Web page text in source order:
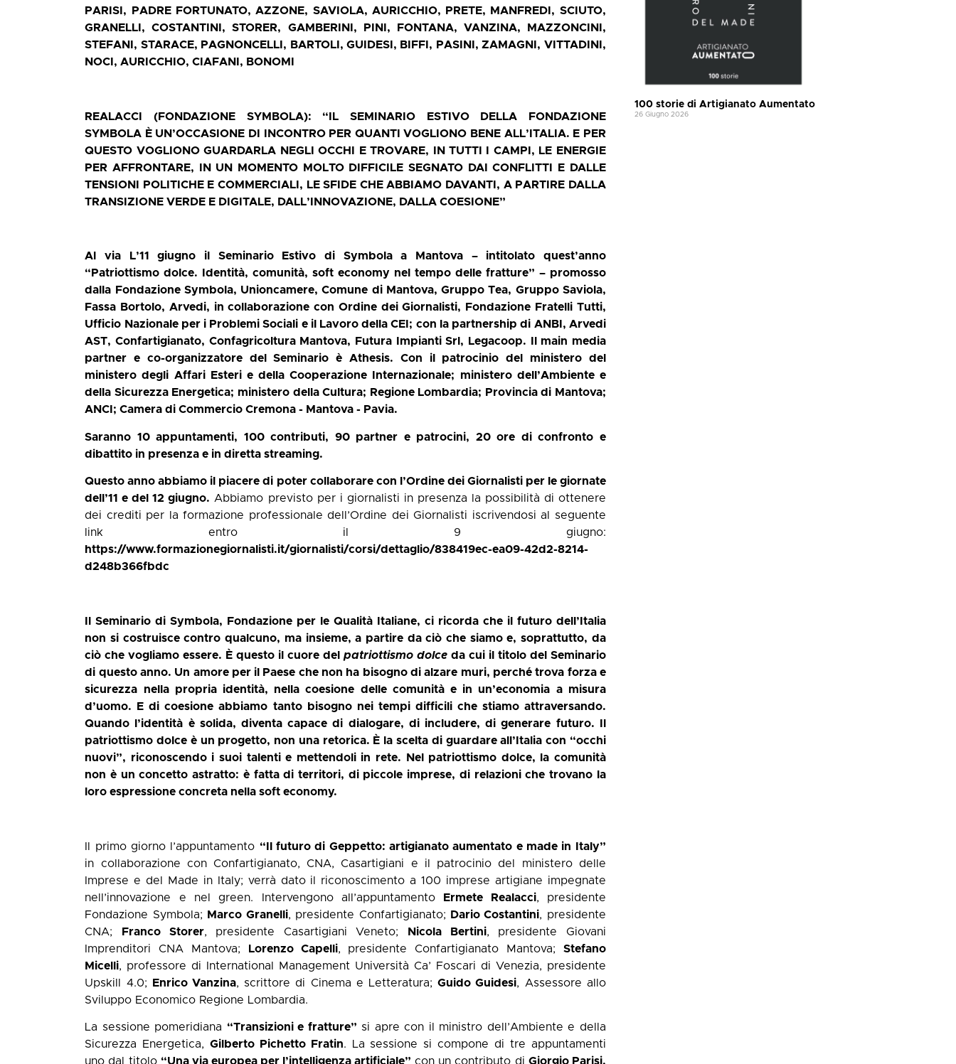
PARISI, PADRE FORTUNATO, AZZONE, SAVIOLA, AURICCHIO, PRETE, MANFREDI, SCIUTO,
GRANELLI, COSTANTINI, STORER, GAMBERINI, PINI, FONTANA, VANZINA, MAZZONCINI,
STEFANI, STARACE, PAGNONCELLI, BARTOLI, GUIDESI, BIFFI, PASINI, ZAMAGNI, VITTADINI,
NOCI, AURICCHIO, CIAFANI, BONOMI
REALACCI (FONDAZIONE SYMBOLA): “IL SEMINARIO ESTIVO DELLA FONDAZIONE
SYMBOLA È UN’OCCASIONE DI INCONTRO PER QUANTI VOGLIONO BENE ALL’ITALIA. E PER
QUESTO VOGLIONO GUARDARLA NEGLI OCCHI E TROVARE, IN TUTTI I CAMPI, LE ENERGIE
PER AFFRONTARE, IN UN MOMENTO MOLTO DIFFICILE SEGNATO DAI CONFLITTI E DALLE
TENSIONI POLITICHE E COMMERCIALI, LE SFIDE CHE ABBIAMO DAVANTI, A PARTIRE DALLA
TRANSIZIONE VERDE E DIGITALE, DALL’INNOVAZIONE, DALLA COESIONE”
Al via L’11 giugno il Seminario Estivo di Symbola a Mantova – intitolato quest’anno
“Patriottismo dolce. Identità, comunità, soft economy nel tempo delle fratture” – promosso
dalla Fondazione Symbola, Unioncamere, Comune di Mantova, Gruppo Tea, Gruppo Saviola,
Fassa Bortolo, Arvedi, in collaborazione con Ordine dei Giornalisti, Fondazione Fratelli Tutti,
Ufficio Nazionale per i Problemi Sociali e il Lavoro della CEI; con la partnership di ANBI, Arvedi
AST, Confartigianato, Confagricoltura Mantova, Futura Impianti Srl, Legacoop. Il main media
partner e co-organizzatore del Seminario è Athesis. Con il patrocinio del ministero del
ministero degli Affari Esteri e della Cooperazione Internazionale; ministero dell’Ambiente e
della Sicurezza Energetica; ministero della Cultura; Regione Lombardia; Provincia di Mantova;
ANCI; Camera di Commercio Cremona - Mantova - Pavia.
Saranno 10 appuntamenti, 100 contributi, 90 partner e patrocini, 20 ore di confronto e
dibattito in presenza e in diretta streaming.
Questo anno abbiamo il piacere di poter collaborare con l’Ordine dei Giornalisti per le giornate
dell’11 e del 12 giugno. Abbiamo previsto per i giornalisti in presenza la possibilità di ottenere
dei crediti per la formazione professionale dell’Ordine dei Giornalisti iscrivendosi al seguente
link entro il 9 giugno:
https://www.formazionegiornalisti.it/giornalisti/corsi/dettaglio/838419ec-ea09-42d2-8214-
d248b366fbdc
Il Seminario di Symbola, Fondazione per le Qualità Italiane, ci ricorda che il futuro dell’Italia
non si costruisce contro qualcuno, ma insieme, a partire da ciò che siamo e, soprattutto, da
ciò che vogliamo essere. È questo il cuore delpatriottismo dolce da cui il titolo del Seminario
di questo anno. Un amore per il Paese che non ha bisogno di alzare muri, perché trova forza e
sicurezza nella propria identità, nella coesione delle comunità e in un’economia a misura
d’uomo. E di coesione abbiamo tanto bisogno nei tempi difficili che stiamo attraversando.
Quando l’identità è solida, diventa capace di dialogare, di includere, di generare futuro. Il
patriottismo dolce è un progetto, non una retorica. È la scelta di guardare all’Italia con “occhi
nuovi”, riconoscendo i suoi talenti e mettendoli in rete. Nel patriottismo dolce, la comunità
non è un concetto astratto: è fatta di territori, di piccole imprese, di relazioni che trovano la
loro espressione concreta nella soft economy.
Il primo giorno l’appuntamento “Il futuro di Geppetto: artigianato aumentato e made in Italy”
in collaborazione con Confartigianato, CNA, Casartigiani e il patrocinio del ministero delle
Imprese e del Made in Italy; verrà dato il riconoscimento a 100 imprese artigiane impegnate
nell’innovazione e nel green. Intervengono all’appuntamento
Ermete Realacci, presidente
Fondazione Symbola;
Marco Granelli, presidente Confartigianato; Dario Costantini, presidente
CNA;
Franco Storer, presidente Casartigiani Veneto; Nicola Bertini, presidente Giovani
Imprenditori CNA Mantova;
Lorenzo Capelli, presidente Confartigianato Mantova; Stefano
Micelli, professore di International Management Università Ca’ Foscari di Venezia, presidente
Upskill 4.0;
Enrico Vanzina, scrittore di Cinema e Letteratura;Guido Guidesi, Assessore allo
Sviluppo Economico Regione Lombardia.
La sessione pomeridiana “Transizioni e fratture” si apre con il ministro dell’Ambiente e della
Sicurezza Energetica,Gilberto Pichetto Fratin. La sessione si compone di tre appuntamenti
uno dal titolo “Una via europea per l’intelligenza artificiale” con un contributo di Giorgio Parisi,
100 storie di Artigianato Aumentato
26 Giugno 2026